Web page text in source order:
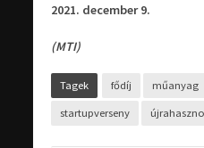
2021. december 9.
(MTI)
Tagek fődíj műanyag
startupverseny